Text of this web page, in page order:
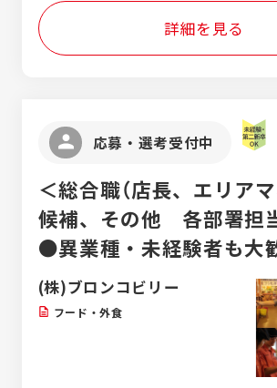
ルを現場で活かしつつ、不
輩に質問しながら知識の定着
を行えます。 ↓ ●3年目～●
詳細を見る
応募・選考受付中
＜総合職（店長、エリア
候補、その他 各部署担
●異業種・未経験者も
入社後の研修・フォロ
待遇改善＆教育に積極的
(株)ブロンコビリー
フード・外食